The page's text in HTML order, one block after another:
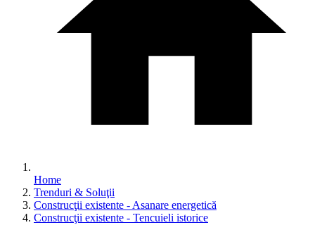
Home
Trenduri & Soluţii
Construcţii existente - Asanare energetică
Construcţii existente - Tencuieli istorice